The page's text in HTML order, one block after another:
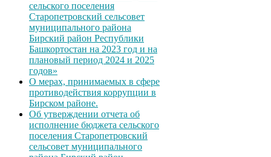
сельского поселения
Старопетровский сельсовет
муниципального района
Бирский район Республики
Башкортостан на 2023 год и на
плановый период 2024 и 2025
годов»
О мерах, принимаемых в сфере
противодействия коррупции в
Бирском районе.
Об утверждении отчета об
исполнение бюджета сельского
поселения Старопетровский
сельсовет муниципального